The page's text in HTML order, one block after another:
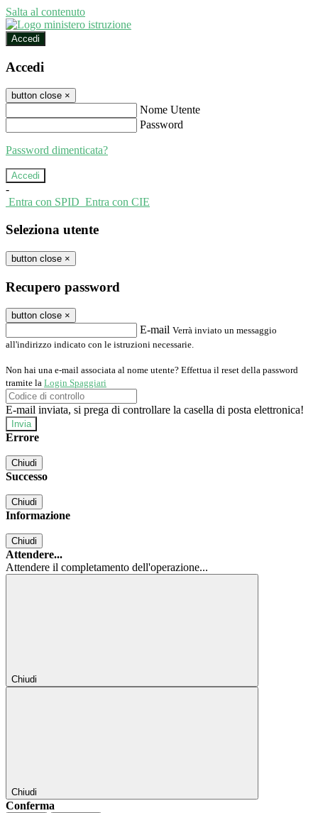
Salta al contenuto
Accedi
Accedi
button close ×
Nome Utente
Password
Password dimenticata?
-
Entra con SPID Entra con CIE
Seleziona utente
button close ×
Recupero password
button close ×
E-mail Verrà inviato un messaggio
all'indirizzo indicato con le istruzioni necessarie.
Non hai una e-mail associata al nome utente? Effettua il reset della password
tramite la Login Spaggiari
E-mail inviata, si prega di controllare la casella di posta elettronica!
Errore
Chiudi
Successo
Chiudi
Informazione
Chiudi
Attendere...
Attendere il completamento dell'operazione...
Chiudi
Chiudi
Conferma